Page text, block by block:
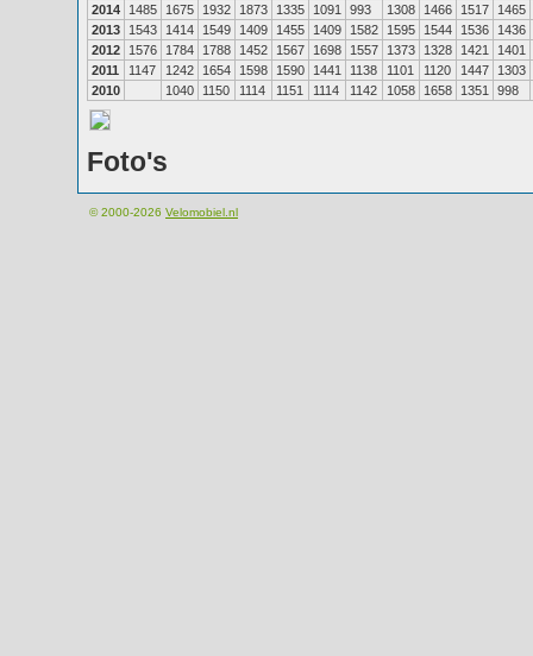
2014
1485 1675 1932 1873 1335 1091 993 1308 1466 1517
1465
2013
1543 1414 1549 1409 1455 1409 1582 1595 1544 1536
1436
2012
1576 1784 1788 1452 1567 1698 1557 1373 1328 1421
1401
2011
1147 1242 1654 1598 1590 1441 1138 1101 1120 1447
1303
2010
1040 1150 1114 1151 1114 1142 1058 1658 1351 998
Foto's
© 2000-2026 Velomobiel.nl